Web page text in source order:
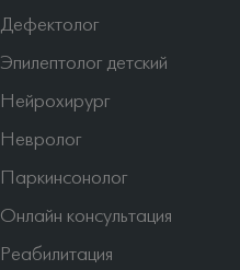
Дефектолог
Эпилептолог детский
Нейрохирург
Невролог
Паркинсонолог
Онлайн консультация
Реабилитация